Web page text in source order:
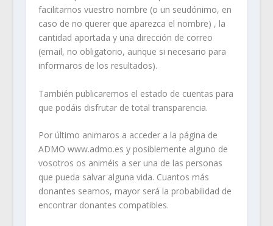
facilitarnos vuestro nombre (o un seudónimo, en
caso de no querer que aparezca el nombre) , la
cantidad aportada y una dirección de correo
(email, no obligatorio, aunque si necesario para
informaros de los resultados).
También publicaremos el estado de cuentas para
que podáis disfrutar de total transparencia.
Por último animaros a acceder a la página de
ADMO www.admo.es y posiblemente alguno de
vosotros os animéis a ser una de las personas
que pueda salvar alguna vida. Cuantos más
donantes seamos, mayor será la probabilidad de
encontrar donantes compatibles.